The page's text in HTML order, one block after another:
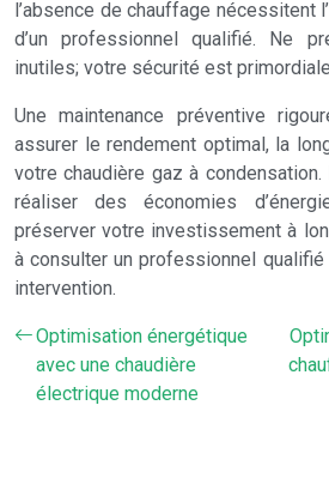
l’absence de chauffage nécessitent
d’un professionnel qualifié. Ne
inutiles; votre sécurité est
Une maintenance préventive
assurer le rendement optimal, la
votre chaudière gaz à
réaliser des économies
préserver votre investissement à
à consulter un professionnel
intervention.
Optimisation énergétique
avec une chaudière
électrique moderne